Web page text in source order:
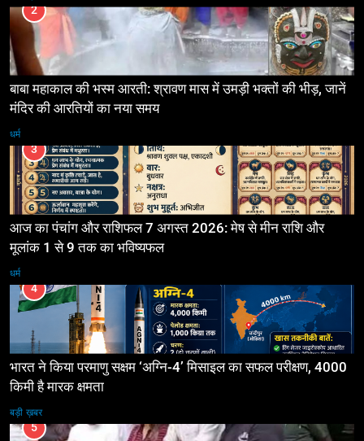
2
बाबा महाकाल की भस्म आरती: श्रावण मास में उमड़ी भक्तों की भीड़, जानें
मंदिर की आरतियों का नया समय
धर्म
3
आज का पंचांग और राशिफल 7 अगस्त 2026: मेष से मीन राशि और
मूलांक 1 से 9 तक का भविष्यफल
धर्म
4
भारत ने किया परमाणु सक्षम ‘अग्नि-4’ मिसाइल का सफल परीक्षण, 4000
किमी है मारक क्षमता
बड़ी ख़बर
5